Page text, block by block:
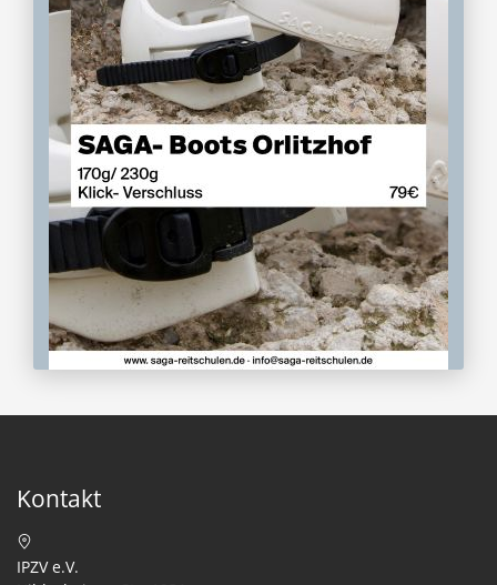
Kontakt
IPZV e.V.